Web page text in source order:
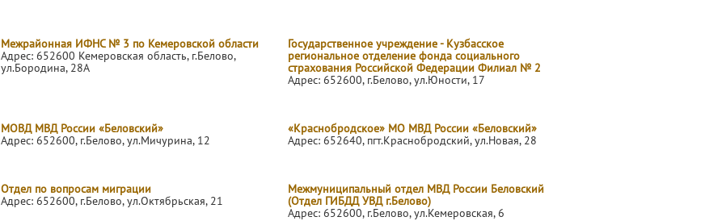
Межрайонная ИФНС № 3 по Кемеровской области
Адрес: 652600 Кемеровская область, г.Белово,
ул.Бородина, 28А
Государственное учреждение - Кузбасское
региональное отделение фонда социального
страхования Российской Федерации Филиал № 2
Адрес: 652600, г.Белово, ул.Юности, 17
МОВД МВД России «Беловский»
Адрес: 652600, г.Белово, ул.Мичурина, 12
«Краснобродское» МО МВД России «Беловский»
Адрес: 652640, пгт.Краснобродский, ул.Новая, 28
Отдел по вопросам миграции
Адрес: 652600, г.Белово, ул.Октябрьская, 21
Межмуниципальный отдел МВД России Беловский
(Отдел ГИБДД УВД г.Белово)
Адрес: 652600, г.Белово, ул.Кемеровская, 6